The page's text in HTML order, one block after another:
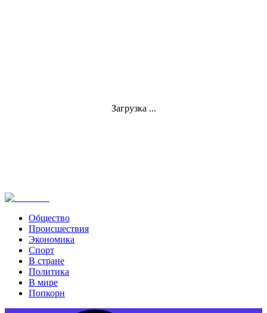
Загрузка ...
Общество
Происшествия
Экономика
Спорт
В стране
Политика
В мире
Попкорн